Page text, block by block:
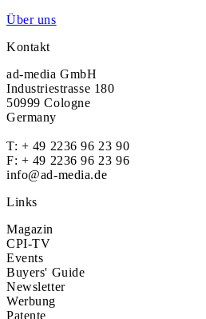
Über uns
Kontakt
ad-media GmbH
Industriestrasse 180
50999 Cologne
Germany
T: + 49 2236 96 23 90
F: + 49 2236 96 23 96
info@ad-media.de
Links
Magazin
CPI-TV
Events
Buyers' Guide
Newsletter
Werbung
Patente